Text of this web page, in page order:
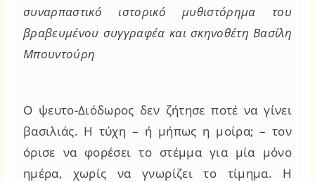
συναρπαστικό ιστορικό μυθιστόρημα του
βραβευμένου συγγραφέα και σκηνοθέτη Βασίλη
Μπουντούρη
Ο ψευτο-Διόδωρος δεν ζήτησε ποτέ να γίνει
βασιλιάς. Η τύχη – ή μήπως η μοίρα; – τον
όρισε να φορέσει το στέμμα για μία μόνο
ημέρα, χωρίς να γνωρίζει το τίμημα. Η